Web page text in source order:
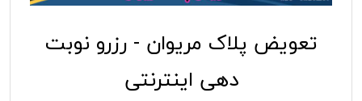
تعویض پلاک مریوان - رزرو نوبت
دهی اینترنتی